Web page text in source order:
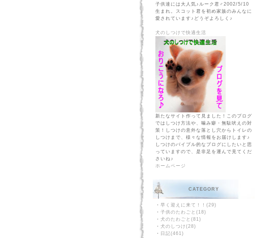
子供達には大人気♪ルーク君♂2002/5/10
生まれ。スコット君を初め家族のみんなに
愛されています♪どうぞよろしく♪
犬のしつけで快適生活
新たなサイト作って見ました！このブログ
ではしつけ方法や、噛み癖・無駄吠えの対
策！しつけの意外な落とし穴からトイレの
しつけまで、様々な情報をお届けします♪
しつけのバイブル的なブログにしたいと思
っていますので、是非足を運んで見てくだ
さいね♪
ホームページ
CATEGORY
・ 早く迎えに来て！！(29)
・ 子供のたわごと(18)
・ 犬のたわごと(81)
・ 犬のしつけ(28)
・ 日記(461)